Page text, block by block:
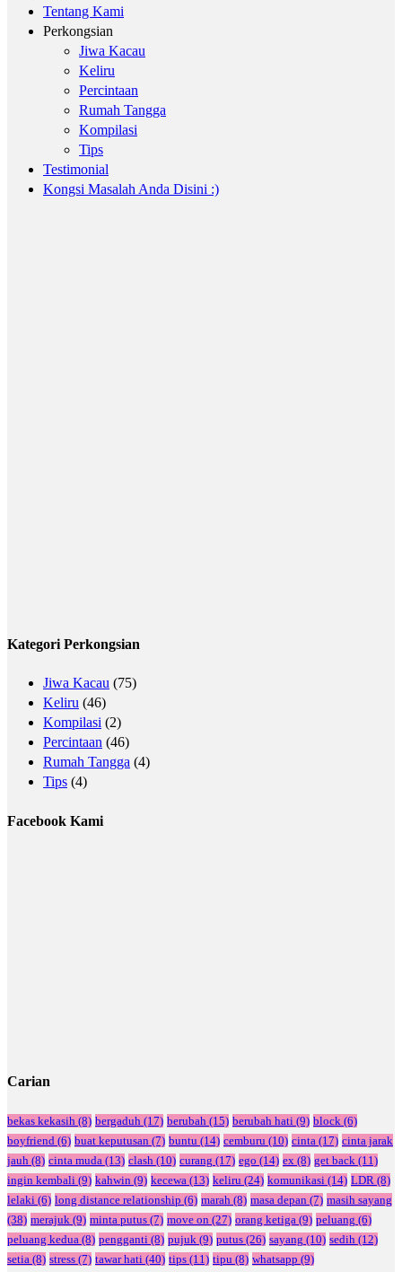
Tentang Kami
Perkongsian
Jiwa Kacau
Keliru
Percintaan
Rumah Tangga
Kompilasi
Tips
Testimonial
Kongsi Masalah Anda Disini :)
Kategori Perkongsian
Jiwa Kacau (75)
Keliru (46)
Kompilasi (2)
Percintaan (46)
Rumah Tangga (4)
Tips (4)
Facebook Kami
Carian
bekas kekasih (8) bergaduh (17) berubah (15) berubah hati (9) block (6)
boyfriend (6) buat keputusan (7) buntu (14) cemburu (10) cinta (17) cinta jarak
jauh (8) cinta muda (13) clash (10) curang (17) ego (14) ex (8) get back (11)
ingin kembali (9) kahwin (9) kecewa (13) keliru (24) komunikasi (14) LDR (8)
lelaki (6) long distance relationship (6) marah (8) masa depan (7) masih sayang
(38) merajuk (9) minta putus (7) move on (27) orang ketiga (9) peluang (6)
peluang kedua (8) pengganti (8) pujuk (9) putus (26) sayang (10) sedih (12)
setia (8) stress (7) tawar hati (40) tips (11) tipu (8) whatsapp (9)